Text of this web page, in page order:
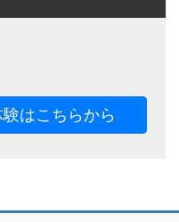
はこちらから